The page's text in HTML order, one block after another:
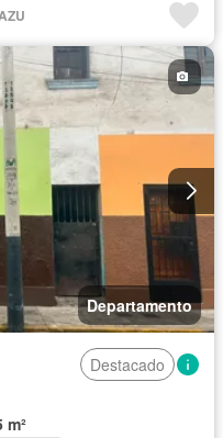
Departamento
Destacado
m²